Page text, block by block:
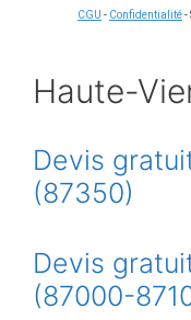
CGU - Confidentialité-
Haute-
Devis
(87350)
Devis
(87000-